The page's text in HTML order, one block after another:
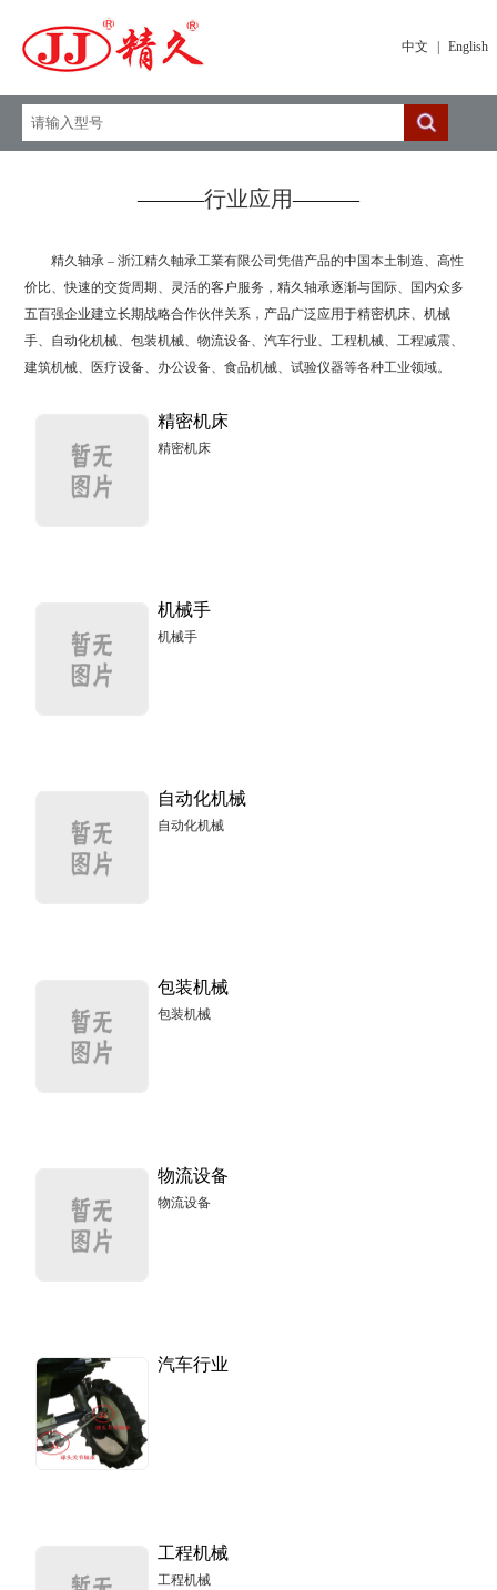
中文 English
———行业应用———
精久轴承 – 浙江精久軸承工業有限公司凭借产品的中国本土制造、高性
价比、快速的交货周期、灵活的客户服务，精久轴承逐渐与国际、国内众多
五百强企业建立长期战略合作伙伴关系，产品广泛应用于精密机床、机械
手、自动化机械、包装机械、物流设备、汽车行业、工程机械、工程减震、
建筑机械、医疗设备、办公设备、食品机械、试验仪器等各种工业领域。
精密机床
精密机床
机械手
机械手
自动化机械
自动化机械
包装机械
包装机械
物流设备
物流设备
汽车行业
工程机械
工程机械